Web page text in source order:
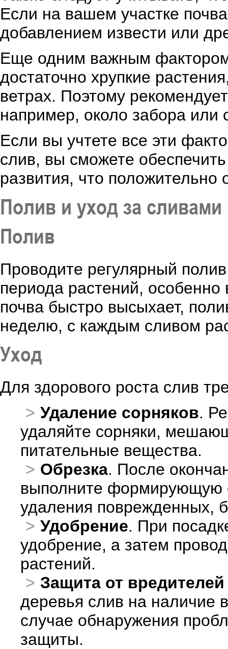
Если на вашем участке
добавлением извести или
Еще одним важным
достаточно хрупкие
ветрах. Поэтому
например, около забора или
Если вы учтете все эти
слив, вы сможете
развития, что положительно
Полив и уход за сливами
Полив
Проводите регулярный
периода растений,
почва быстро высыхает,
неделю, с каждым сливом
Уход
Для здорового роста слив
Удаление сорняков.
удаляйте сорняки,
питательные вещества.
Обрезка. После
выполните формирующую
удаления поврежденных,
Удобрение. При
удобрение, а затем
растений.
Защита от
деревья слив на наличие
случае обнаружения
защиты.